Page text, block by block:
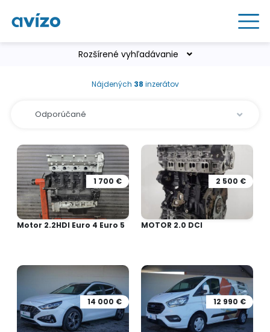
Rozšírené vyhľadávanie
Nájdených 38 inzerátov
1 700 €
Motor 2.2HDI Euro 4 Euro 5
2 500 €
MOTOR 2.0 DCI
14 000 € 12 990 €